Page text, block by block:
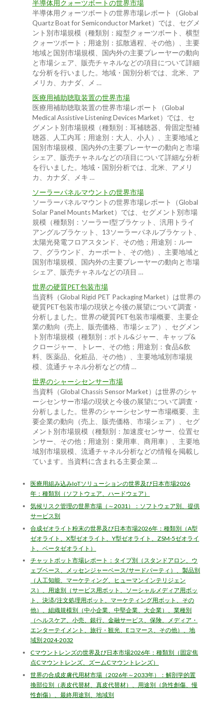
半導体用クォーツボートの世界市場
半導体用クォーツボートの世界市場レポート（Global
Quartz Boat for Semiconductor Market）では、セグメ
ント別市場規模（種類別：縦型クォーツボート、横型
クォーツボート；用途別：拡散過程、その他）、主要
地域と国別市場規模、国内外の主要プレーヤーの動向
と市場シェア、販売チャネルなどの項目について詳細
な分析を行いました。地域・国別分析では、北米、ア
メリカ、カナダ、メ …
医療用補助聴取装置の世界市場
医療用補助聴取装置の世界市場レポート（Global
Medical Assistive Listening Devices Market）では、セ
グメント別市場規模（種類別：耳補聴器、骨固定型補
聴器、人工内耳；用途別：大人、小人）、主要地域と
国別市場規模、国内外の主要プレーヤーの動向と市場
シェア、販売チャネルなどの項目について詳細な分析
を行いました。地域・国別分析では、北米、アメリ
カ、カナダ、メキ …
ソーラーパネルマウントの世界市場
ソーラーパネルマウントの世界市場レポート（Global
Solar Panel Mounts Market）では、セグメント別市場
規模（種類別：ソーラーI型ブラケット、汎用トライ
アングルブラケット、13ソーラーパネルブラケット、
太陽光発電フロアスタンド、その他；用途別：ルー
フ、グラウンド、カーポート、その他）、主要地域と
国別市場規模、国内外の主要プレーヤーの動向と市場
シェア、販売チャネルなどの項目 …
世界の硬質PET包装市場
当資料（Global Rigid PET Packaging Market）は世界の
硬質PET包装市場の現状と今後の展望について調査・
分析しました。世界の硬質PET包装市場概要、主要企
業の動向（売上、販売価格、市場シェア）、セグメン
ト別市場規模（種類別：ボトル&ジャー、キャップ&
クロージャー、トレー、その他；用途別：食品&飲
料、医薬品、化粧品、その他）、主要地域別市場規
模、流通チャネル分析などの情 …
世界のシャーシセンサー市場
当資料（Global Chassis Sensor Market）は世界のシャ
ーシセンサー市場の現状と今後の展望について調査・
分析しました。世界のシャーシセンサー市場概要、主
要企業の動向（売上、販売価格、市場シェア）、セグ
メント別市場規模（種類別：加速度センサー、位置セ
ンサー、その他；用途別：乗用車、商用車）、主要地
域別市場規模、流通チャネル分析などの情報を掲載し
ています。当資料に含まれる主要企業 …
医療用組み込みIoTソリューションの世界及び日本市場2026
年：種類別（ソフトウェア、ハードウェア）
気候リスク管理の世界市場（～2031）：ソフトウェア別、提供
サービス別
合成ゼオライト粉末の世界及び日本市場2026年：種類別（A型
ゼオライト、X型ゼオライト、Y型ゼオライト、ZSM-5ゼオライ
ト、ベータゼオライト）
チャットボット市場レポート：タイプ別（スタンドアロン、ウ
ェブベース、メッセンジャーベース/サードパーティ）、製品別
（人工知能、マーケティング、ヒューマンインテリジェン
ス）、用途別（サービス用ボット、ソーシャルメディア用ボッ
ト、決済/注文処理用ボット、マーケティング用ボット、その
他）、組織規模別（中小企業、中堅企業、大企業）、業種別
（ヘルスケア、小売、銀行、金融サービス、保険、メディア・
エンターテイメント、旅行・観光、Eコマース、その他）、地
域別 2024-2032
Cマウントレンズの世界及び日本市場2026年：種類別（固定焦
点Cマウントレンズ、ズームCマウントレンズ）
世界の合成皮膚代用材市場（2026年～2033年）：解剖学的置
換部位別（表皮代替材、真皮代替材）、用途別（急性創傷、慢
性創傷）、最終用途別、地域別